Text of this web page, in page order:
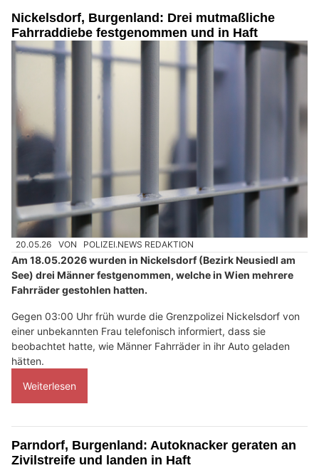
Nickelsdorf, Burgenland: Drei mutmaßliche
Fahrraddiebe festgenommen und in Haft
20.05.26 VON POLIZEI.NEWS REDAKTION
Am 18.05.2026 wurden in Nickelsdorf (Bezirk Neusiedl am
See) drei Männer festgenommen, welche in Wien mehrere
Fahrräder gestohlen hatten.
Gegen 03:00 Uhr früh wurde die Grenzpolizei Nickelsdorf von
einer unbekannten Frau telefonisch informiert, dass sie
beobachtet hatte, wie Männer Fahrräder in ihr Auto geladen
hätten.
Weiterlesen
Parndorf, Burgenland: Autoknacker geraten an
Zivilstreife und landen in Haft